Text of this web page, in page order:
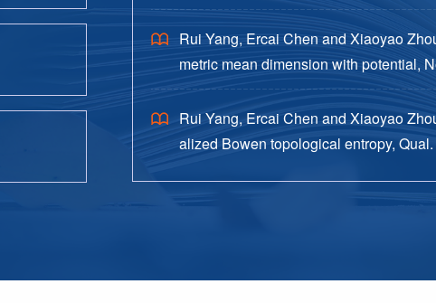
Rui Yang, Ercai Chen and Xiaoyao
metric mean dimension with potential,
38.
Rui Yang, Ercai Chen and Xiaoyao
alized Bowen topological entropy,